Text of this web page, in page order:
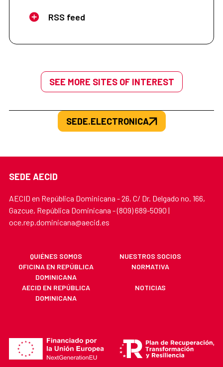
RSS feed
SEE MORE SITES OF INTEREST
SEDE.ELECTRONICA
SEDE AECID
AECID en República Dominicana - 26, C/ Dr. Delgado no. 166,
Gazcue, República Dominicana - (809) 689-5090 |
oce.rep.dominicana@aecid.es
QUIÉNES SOMOS
NUESTROS SOCIOS
OFICINA EN REPÚBLICA
DOMINICANA
NORMATIVA
AECID EN REPÚBLICA
DOMINICANA
NOTICIAS